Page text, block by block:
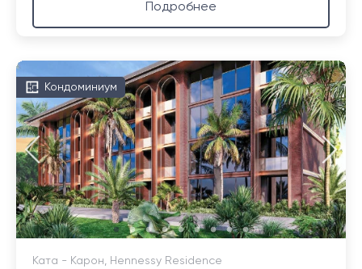
Подробнее
Кондоминиум
Ката - Карон, Hennessy Residence